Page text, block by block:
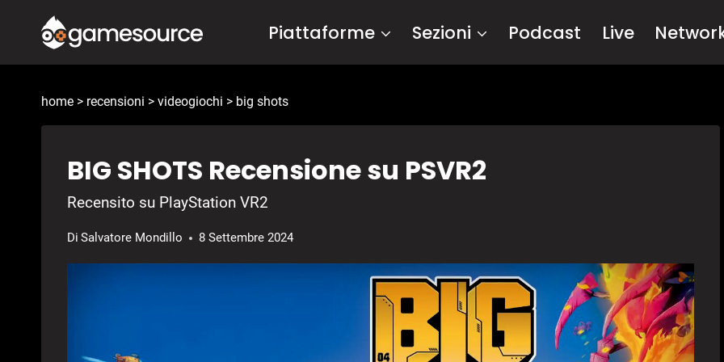
contenuto
Piattaforme Sezioni Podcast Live
home > recensioni > videogiochi > big shots
BIG SHOTS Recensione su PSVR2
Recensito su PlayStation VR2
Di Salvatore Mondillo 8 Settembre 2024